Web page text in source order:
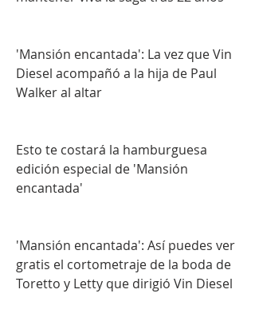
'Mansión encantada': La vez que Vin
Diesel acompañó a la hija de Paul
Walker al altar
Esto te costará la hamburguesa
edición especial de 'Mansión
encantada'
'Mansión encantada': Así puedes ver
gratis el cortometraje de la boda de
Toretto y Letty que dirigió Vin Diesel